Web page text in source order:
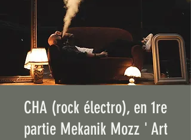
CHA (rock électro), en 1re
partie Mekanik Mozz ' Art